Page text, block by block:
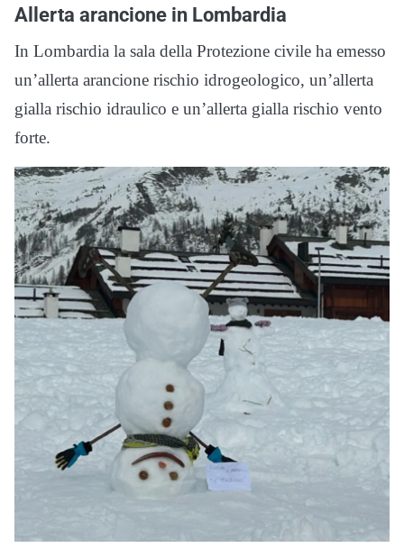
Allerta arancione in Lombardia
In Lombardia la sala della Protezione civile ha emesso
un’allerta arancione rischio idrogeologico, un’allerta
gialla rischio idraulico e un’allerta gialla rischio vento
forte.